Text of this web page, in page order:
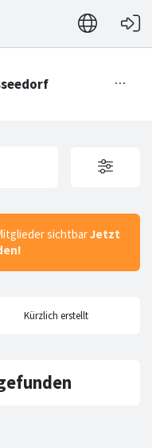
sichtbarJetzt
Kürzlich erstellt